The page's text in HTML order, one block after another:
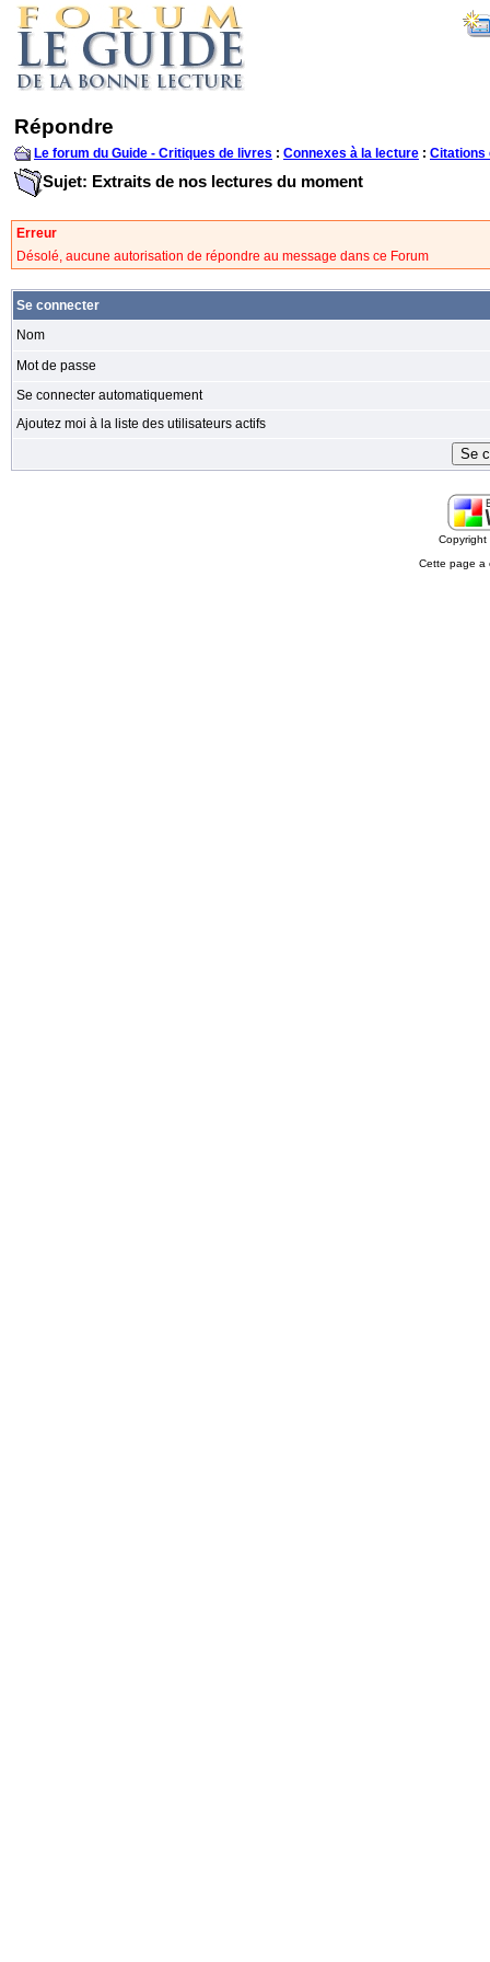
Répondre
Le forum du Guide - Critiques de livres : Connexes à la lecture : Citations
Sujet: Extraits de nos lectures du moment
Erreur
Désolé, aucune autorisation de répondre au message dans ce Forum
Se connecter
Nom
Mot de passe
Se connecter automatiquement
Ajoutez moi à la liste des utilisateurs actifs
Cette page a